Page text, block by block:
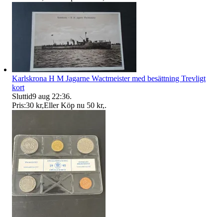
Karlskrona H M Jagarne Wactmeister med besättning Trevligt
kort
Sluttid9 aug 22:36.
Pris:30 kr,Eller Köp nu 50 kr,.